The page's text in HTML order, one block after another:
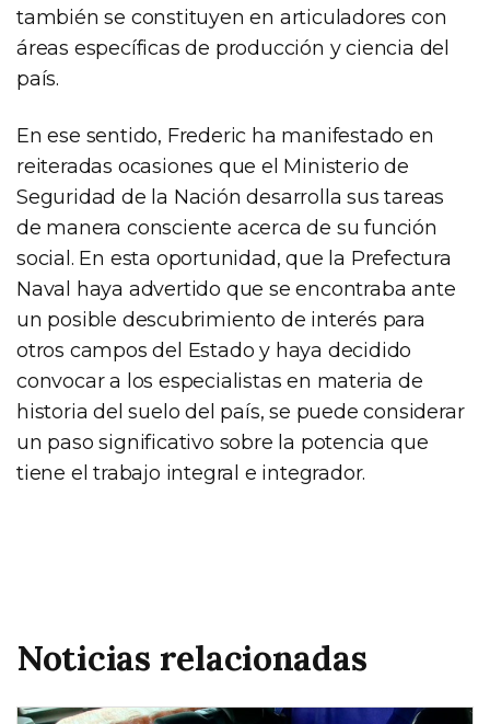
también se constituyen en articuladores con
áreas específicas de producción y ciencia del
país.
En ese sentido, Frederic ha manifestado en
reiteradas ocasiones que el Ministerio de
Seguridad de la Nación desarrolla sus tareas
de manera consciente acerca de su función
social. En esta oportunidad, que la Prefectura
Naval haya advertido que se encontraba ante
un posible descubrimiento de interés para
otros campos del Estado y haya decidido
convocar a los especialistas en materia de
historia del suelo del país, se puede considerar
un paso significativo sobre la potencia que
tiene el trabajo integral e integrador.
Noticias relacionadas